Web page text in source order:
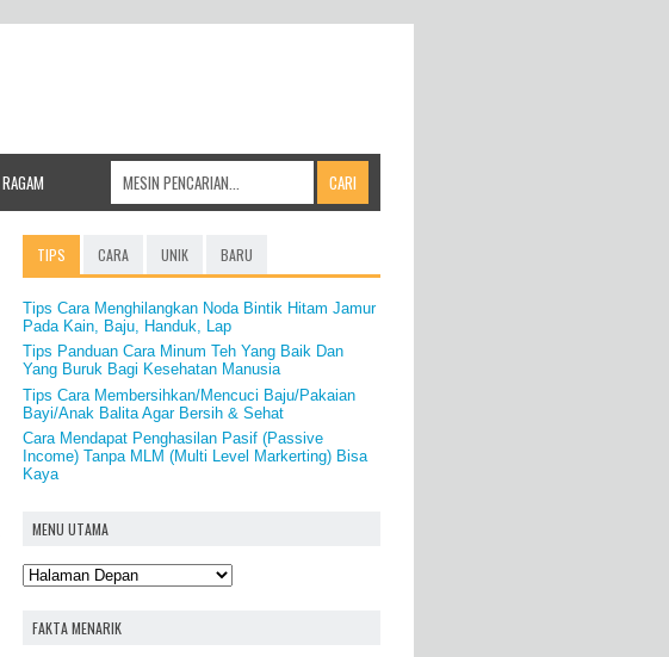
RAGAM
TIPS CARA UNIK BARU
Tips Cara Menghilangkan Noda Bintik Hitam Jamur
Pada Kain, Baju, Handuk, Lap
Tips Panduan Cara Minum Teh Yang Baik Dan
Yang Buruk Bagi Kesehatan Manusia
Tips Cara Membersihkan/Mencuci Baju/Pakaian
Bayi/Anak Balita Agar Bersih & Sehat
Cara Mendapat Penghasilan Pasif (Passive
Income) Tanpa MLM (Multi Level Markerting) Bisa
Kaya
MENU UTAMA
FAKTA MENARIK